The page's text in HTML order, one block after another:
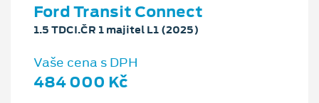
Ford Transit Connect
1.5 TDCI.ČR 1 majitel L1 (2025)
Vaše cena s DPH
484 000 Kč